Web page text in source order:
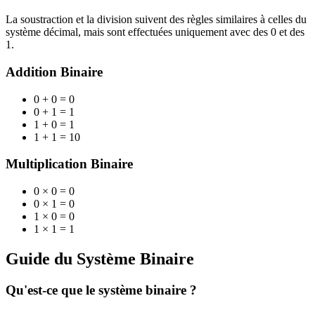
La soustraction et la division suivent des règles similaires à celles du
système décimal, mais sont effectuées uniquement avec des 0 et des
1.
Addition Binaire
0 + 0 = 0
0 + 1 = 1
1 + 0 = 1
1 + 1 = 10
Multiplication Binaire
0 × 0 = 0
0 × 1 = 0
1 × 0 = 0
1 × 1 = 1
Guide du Système Binaire
Qu'est-ce que le système binaire ?